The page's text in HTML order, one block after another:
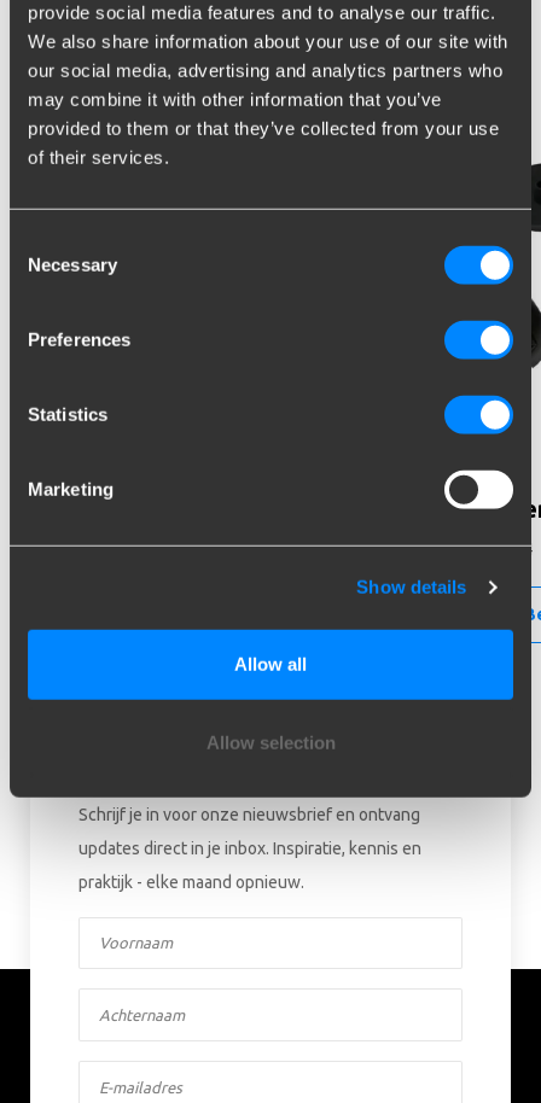
provide social media features and to analyse our traffic.
We also share information about your use of our site with
our social media, advertising and analytics partners who
may combine it with other information that you’ve
provided to them or that they’ve collected from your use
of their services.
Selection
Necessary
Preferences
Statistics
Marketing
Show details
Allow all
Allow selection
Universele Wiring kit
expert
Universele kabelset Expert - 7 polig
766133 766134
Schrijf je in voor onze nieuwsbrief en ontvang
updates direct in je inbox. Inspiratie, kennis en
praktijk - elke maand opnieuw.